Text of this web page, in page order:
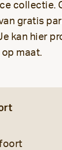
collectie.
gratis
kan hier
maat.